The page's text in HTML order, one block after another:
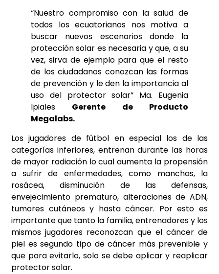
“Nuestro compromiso con la salud de
todos los ecuatorianos nos motiva a
buscar nuevos escenarios donde la
protección solar es necesaria y que, a su
vez, sirva de ejemplo para que el resto
de los ciudadanos conozcan las formas
de prevención y le den la importancia al
uso del protector solar” Ma. Eugenia
Ipiales Gerente de Producto
Megalabs.
Los jugadores de fútbol en especial los de las
categorías inferiores, entrenan durante las horas
de mayor radiación lo cual aumenta la propensión
a sufrir de enfermedades, como manchas, la
rosácea, disminución de las defensas,
envejecimiento prematuro, alteraciones de ADN,
tumores cutáneos y hasta cáncer. Por esto es
importante que tanto la familia, entrenadores y los
mismos jugadores reconozcan que el cáncer de
piel es segundo tipo de cáncer más prevenible y
que para evitarlo, solo se debe aplicar y reaplicar
protector solar.